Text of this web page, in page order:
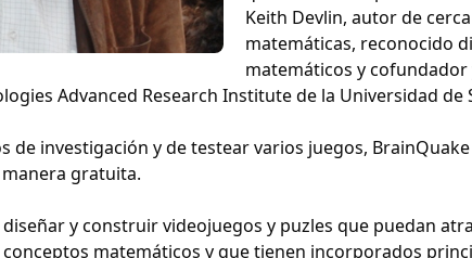
Keith Devlin, autor de
matemáticas, reconocido
matemáticos y
Advanced Research Institute de la Universidad de
de investigación y de testear varios juegos,
gratuita.
y construir videojuegos y puzles que puedan
matemáticos y que tienen incorporados